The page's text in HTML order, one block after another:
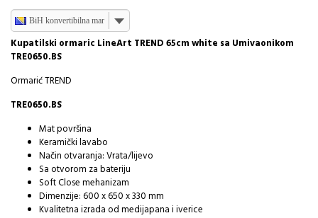
BiH konvertibilna marka
Kupatilski ormaric LineArt TREND 65cm white sa Umivaonikom
TRE0650.BS
Ormarić TREND
TRE0650.BS
Mat površina
Keramički lavabo
Način otvaranja: Vrata/lijevo
Sa otvorom za bateriju
Soft Close mehanizam
Dimenzije: 600 x 650 x 330 mm
Kvalitetna izrada od medijapana i iverice